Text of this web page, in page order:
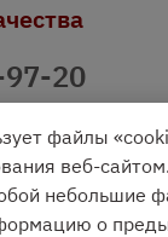
20
файлы
веб-
небольшие
о